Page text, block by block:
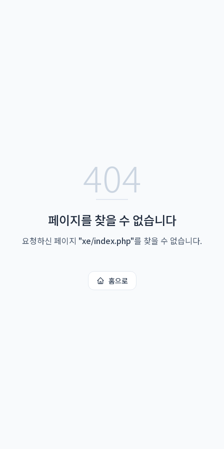
404
페이지를 찾을 수 없습니다
요청하신 페이지 "xe/index.php"를 찾을 수 없습니다.
홈으로